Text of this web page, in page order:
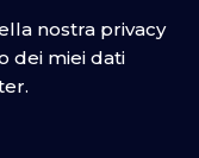
nostra privacy
dei miei dati